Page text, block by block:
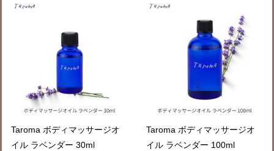
Taroma ボディマッサージオ
イル ラベンダー 30ml
Taroma ボディマッサージオ
イル ラベンダー 100ml